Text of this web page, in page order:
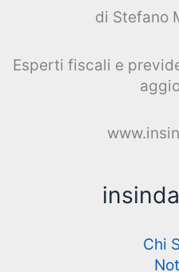
di Stefano
Esperti fiscali e
Chi